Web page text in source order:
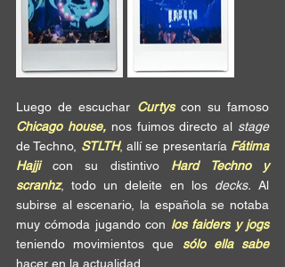
Luego de escuchar Curtys
Chicago house, nos fuimos directo al
stage
de Techno, STLTH, allí se presentaría Fátima
Hajji con su distintivo Hard Techno y
scranhz, todo un deleite en los decks. Al
subirse al escenario, la española se notaba
muy cómoda jugando con los faiders y jogs
teniendo movimientos que sólo ella sabe
hacer en la actualidad.